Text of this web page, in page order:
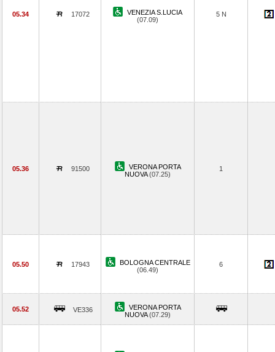
05.34 17072
VENEZIA S.LUCIA
(07.09)
5 N
05.36 91500
VERONA PORTA
NUOVA(07.25)
1
05.50 17943
BOLOGNA CENTRALE
(06.49)
6
05.52 VE336
VERONA PORTA
NUOVA(07.29)